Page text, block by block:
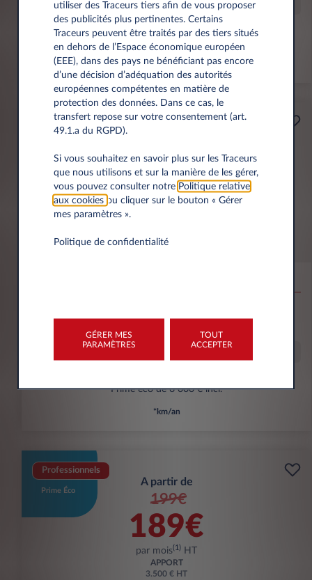
Offre spéciale
Prime éco de 6 000 € incl.
*km/an
Professionnels
189€
par mois (1)HT
APPORT
3.500 € HT
Prime éco de 6 000 € incl.
*km/an
Professionnels
Prime Éco
A partir de
199€
189€
par mois(1) HT
APPORT
3.500 € HT
utiliser des Traceurs tiers afin de vous proposer
des publicités plus pertinentes. Certains
Traceurs peuvent être traités par des tiers situés
en dehors de l’Espace économique européen
(EEE), dans des pays ne bénéficiant pas encore
d’une décision d’adéquation des autorités
européennes compétentes en matière de
protection des données. Dans ce cas, le
transfert repose sur votre consentement (art.
49.1.a du RGPD).
Si vous souhaitez en savoir plus sur les Traceurs
que nous utilisons et sur la manière de les gérer,
vous pouvez consulter notre Politique relative
aux cookies ou cliquer sur le bouton « Gérer
mes paramètres ».
Politique de confidentialité
GÉRER MES
PARAMÈTRES
TOUT
ACCEPTER